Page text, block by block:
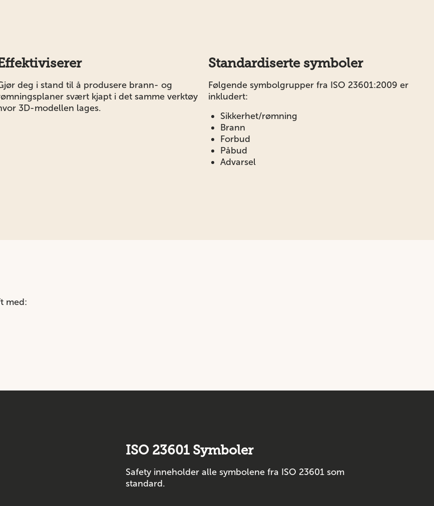
deg i stand til å produsere brann- og
svært kjapt i det samme verktøy
3D-modellen lages.
Standardiserte symboler
Følgende symbolgrupper fra ISO 23601:2009 er
inkludert:
Sikkerhet/rømning
Brann
Forbud
Påbud
Advarsel
med:
ISO 23601 Symboler
Safety inneholder alle symbolene fra ISO 23601 som
standard.